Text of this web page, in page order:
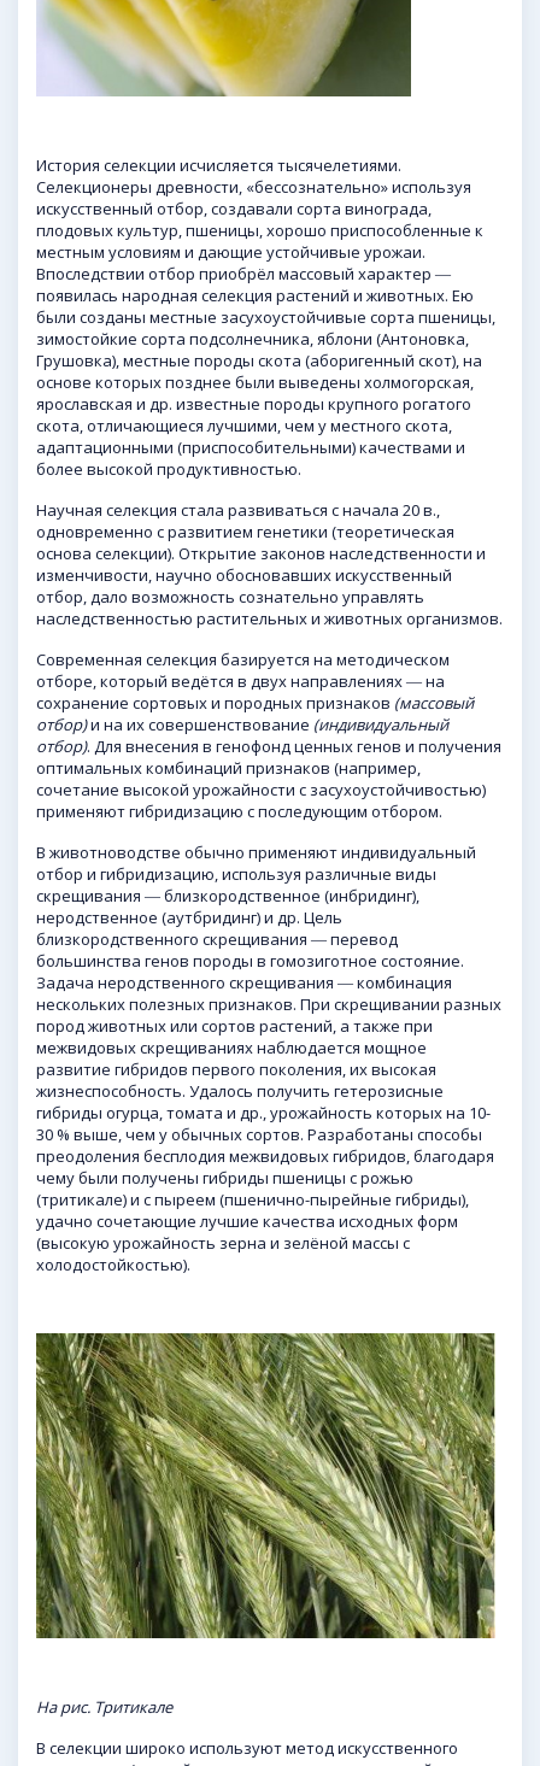
История селекции исчисляется тысячелетиями.
Селекционеры древности, «бессознательно» используя
искусственный отбор, создавали сорта винограда,
плодовых культур, пшеницы, хорошо приспособленные к
местным условиям и дающие устойчивые урожаи.
Впоследствии отбор приобрёл массовый характер ―
появилась народная селекция растений и животных. Ею
были созданы местные засухоустойчивые сорта пшеницы,
зимостойкие сорта подсолнечника, яблони (Антоновка,
Грушовка), местные породы скота (аборигенный скот), на
основе которых позднее были выведены холмогорская,
ярославская и др. известные породы крупного рогатого
скота, отличающиеся лучшими, чем у местного скота,
адаптационными (приспособительными) качествами и
более высокой продуктивностью.
Научная селекция стала развиваться с начала 20 в.,
одновременно с развитием генетики (теоретическая
основа селекции). Открытие законов наследственности и
изменчивости, научно обосновавших искусственный
отбор, дало возможность сознательно управлять
наследственностью растительных и животных организмов.
Современная селекция базируется на методическом
отборе, который ведётся в двух направлениях ― на
сохранение сортовых и породных признаков (массовый
отбор)и на их совершенствование (индивидуальный
отбор). Для внесения в генофонд ценных генов и получения
оптимальных комбинаций признаков (например,
сочетание высокой урожайности с засухоустойчивостью)
применяют гибридизацию с последующим отбором.
В животноводстве обычно применяют индивидуальный
отбор и гибридизацию, используя различные виды
скрещивания ― близкородственное (инбридинг),
неродственное (аутбридинг) и др. Цель
близкородственного скрещивания ― перевод
большинства генов породы в гомозиготное состояние.
Задача неродственного скрещивания ― комбинация
нескольких полезных признаков. При скрещивании разных
пород животных или сортов растений, а также при
межвидовых скрещиваниях наблюдается мощное
развитие гибридов первого поколения, их высокая
жизнеспособность. Удалось получить гетерозисные
гибриды огурца, томата и др., урожайность которых на 10-
30 % выше, чем у обычных сортов. Разработаны способы
преодоления бесплодия межвидовых гибридов, благодаря
чему были получены гибриды пшеницы с рожью
(тритикале) и с пыреем (пшенично-пырейные гибриды),
удачно сочетающие лучшие качества исходных форм
(высокую урожайность зерна и зелёной массы с
холодостойкостью).
На рис. Тритикале
В селекции широко используют метод искусственного